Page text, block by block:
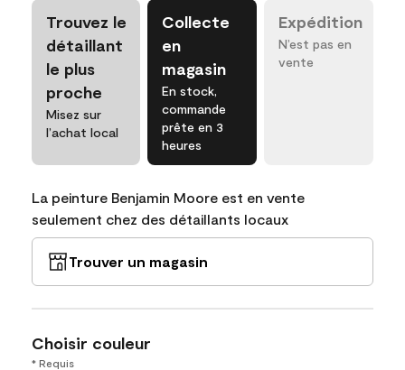
Trouvez le
détaillant
le plus
proche
Misez sur
l’achat local
Collecte
en
magasin
En stock,
commande
prête en 3
heures
Expédition
N’est pas en
vente
La peinture Benjamin Moore est en vente
seulement chez des détaillants locaux
Trouver un magasin
Choisir couleur
* Requis